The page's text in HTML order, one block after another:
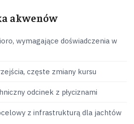
akwenów
wymagające doświadczenia w
częste zmiany kursu
odcinek z płyciznami
z infrastrukturą dla jachtów